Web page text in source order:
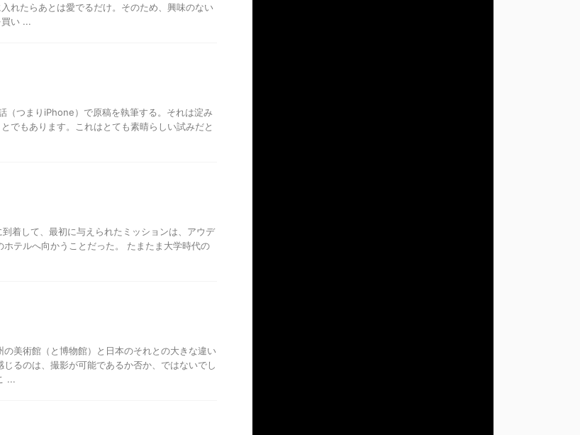
れたらあとは愛でるだけ。そのため、興味のない
い ...
（つまりiPhone）で原稿を執筆する。それは淀み
でもあります。これはとても素晴らしい試みだと
着して、最初に与えられたミッションは、アウデ
テルへ向かうことだった。 たまたま大学時代の
美術館（と博物館）と日本のそれとの大きな違い
るのは、撮影が可能であるか否か、ではないでし
...